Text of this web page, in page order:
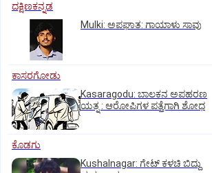
ದಕ್ಷಿಣಕನ್ನಡ
Mulki: ಅಪಘಾತ: ಗಾಯಾಳು ಸಾವು
ಕಾಸರಗೋಡು
Kasaragodu: ಬಾಲಕನ ಅಪಹರಣ
ಯತ್ನ : ಆರೋಪಿಗಳ ಪತ್ತೆಗಾಗಿ ಶೋಧ
ಕೊಡಗು
Kushalnagar: ಗೇಟ್ ಕಳಚಿ ಬಿದ್ದು